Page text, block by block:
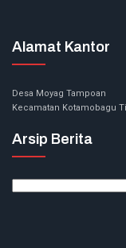
Alamat Kantor
Desa Moyag Tampoan
Kecamatan Kotamobagu
Arsip Berita